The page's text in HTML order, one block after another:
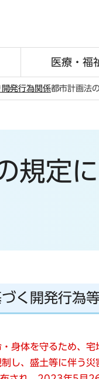
医療・福
開発行為関係都市計画法
規定
く開発行為
身体を守るため、
し、盛土等に伴う